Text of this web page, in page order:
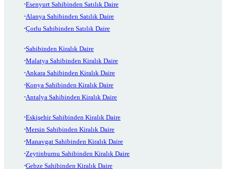
Esenyurt Sahibinden Satılık Daire
Alanya Sahibinden Satılık Daire
Çorlu Sahibinden Satılık Daire
Sahibinden Kiralık Daire
Malatya Sahibinden Kiralık Daire
Ankara Sahibinden Kiralık Daire
Konya Sahibinden Kiralık Daire
Antalya Sahibinden Kiralık Daire
Eskişehir Sahibinden Kiralık Daire
Mersin Sahibinden Kiralık Daire
Manavgat Sahibinden Kiralık Daire
Zeytinburnu Sahibinden Kiralık Daire
Gebze Sahibinden Kiralık Daire